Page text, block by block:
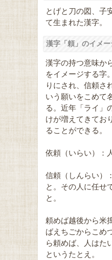
とげと刀の図、子
て生まれた漢字。
漢字「頼」のイメー
漢字の持つ意味か
をイメージする字
りにされ、信頼さ
いう願いをこめて
る。近年「ライ」
けが増えてきてお
ることができる。
依頼（いらい）：
信頼（しんらい）
と。その人に任せ
と。
頼めば越後から米
ばえちごからこめ
ら頼めば、人はた
というたとえ。